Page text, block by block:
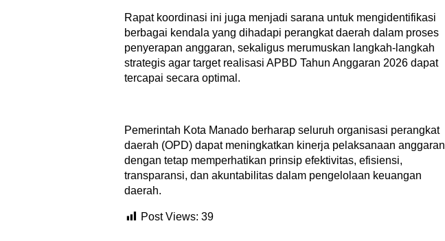
Rapat koordinasi ini juga menjadi sarana untuk mengidentifikasi
berbagai kendala yang dihadapi perangkat daerah dalam proses
penyerapan anggaran, sekaligus merumuskan langkah-langkah
strategis agar target realisasi APBD Tahun Anggaran 2026 dapat
tercapai secara optimal.
Pemerintah Kota Manado berharap seluruh organisasi perangkat
daerah (OPD) dapat meningkatkan kinerja pelaksanaan anggaran
dengan tetap memperhatikan prinsip efektivitas, efisiensi,
transparansi, dan akuntabilitas dalam pengelolaan keuangan
daerah.
Post Views: 39